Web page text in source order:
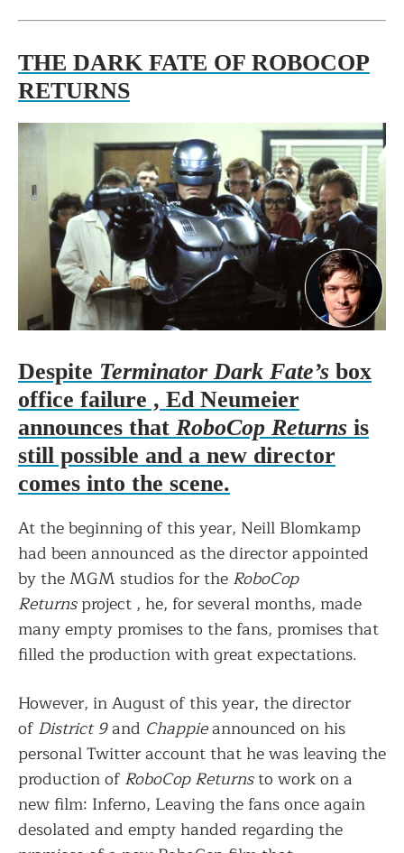
THE DARK FATE OF ROBOCOP
RETURNS
Despite Terminator Dark Fate’s box
office failure , Ed Neumeier
announces that RoboCop Returns is
still possible and a new director
comes into the scene.
At the beginning of this year, Neill Blomkamp
had been announced as the director appointed
by the MGM studios for the RoboCop
Returnsproject , he, for several months, made
many empty promises to the fans, promises that
filled the production with great expectations.
However, in August of this year, the director
ofDistrict 9and Chappieannounced on his
personal Twitter account that he was leaving the
production ofRoboCop Returnsto work on a
new film: Inferno, Leaving the fans once again
desolated and empty handed regarding the